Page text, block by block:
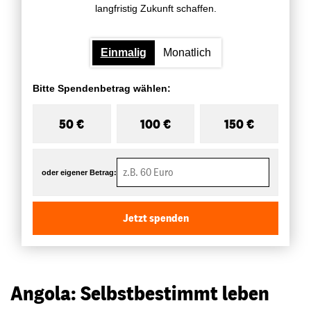
langfristig Zukunft schaffen.
Einmalig Monatlich
Bitte Spendenbetrag wählen:
50 € 100 € 150 €
oder eigener Betrag:
Jetzt spenden
Angola: Selbstbestimmt leben